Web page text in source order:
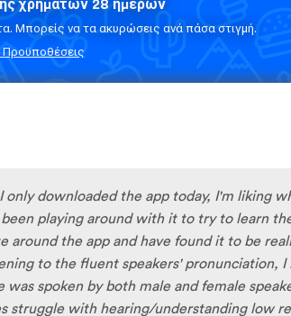
χρημάτων 28 ημερών
Μπορείς να τα ακυρώσεις ανά πάσα στιγμή.
Προϋποθέσεις
only downloaded the app today, I'm liking
been playing around with it to try to learn
around the app and have found it to be
to the fluent speakers' pronunciation, I
was spoken by both male and female
struggle with hearing/understanding low